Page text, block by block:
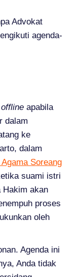
Advokat
agenda-
offline apabila
dalam
ke
dalam
Soreang
suami istri
Hakim akan
proses
oleh
Agenda ini
Anda tidak